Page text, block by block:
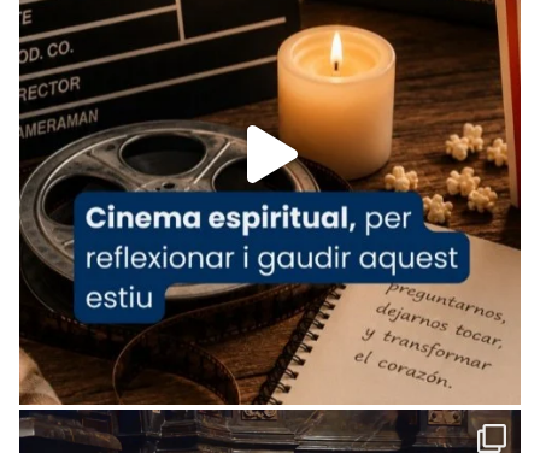
07/carmina-historia-depresion-papa-viaje-
espana-testimoni...
Foto
View on Facebook · Share
Arquebisbat de Barcelona
1 week ago
«Avui les santes Juliana i Semproniana ens
ajuden a alçar la mirada»
Mons. Sergi Gordo, bisbe de Tortosa, ha
presidit aquest 27 de juliol la missa de Les
Santes de Mataró.
🔗tinyurl.com/cvu5jmbk